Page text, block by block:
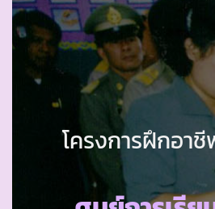
โครงการฝึกอาชี